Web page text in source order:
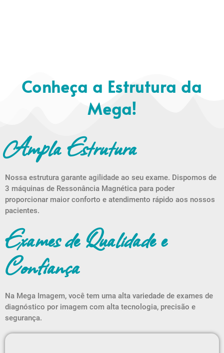
Conheça a Estrutura da
Mega!
Ampla Estrutura
Nossa estrutura garante agilidade ao seu exame. Dispomos de
3 máquinas de Ressonância Magnética para poder
proporcionar maior conforto e atendimento rápido aos nossos
pacientes.
Exames de Qualidade e
Confiança
Na Mega Imagem, você tem uma alta variedade de exames de
diagnóstico por imagem com alta tecnologia, precisão e
segurança.